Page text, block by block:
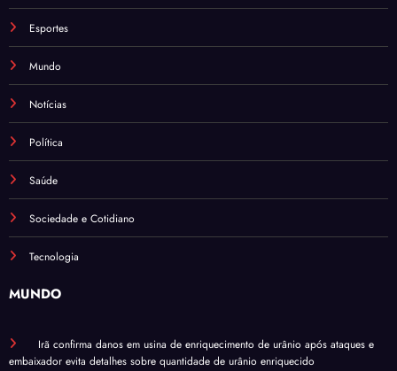
Esportes
Mundo
Notícias
Política
Saúde
Sociedade e Cotidiano
Tecnologia
MUNDO
Irã confirma danos em usina de enriquecimento de urânio após ataques e
embaixador evita detalhes sobre quantidade de urânio enriquecido